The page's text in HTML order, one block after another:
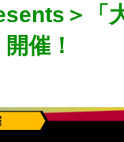
＞「
催！